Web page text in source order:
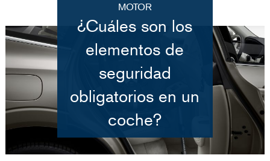
MOTOR
¿Cuáles son los
elementos de
seguridad
obligatorios en un
coche?